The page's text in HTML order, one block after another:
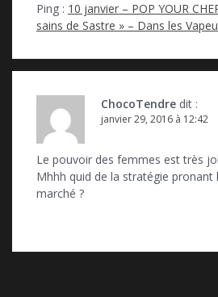
n
t
Ping : 10 janvier – POP YOUR
sains de Sastre » – Dans les
ChocoTendre dit :
janvier 29, 2016 à 12:42
Le pouvoir des femmes est très
Mhhh quid de la stratégie pronant
marché ?